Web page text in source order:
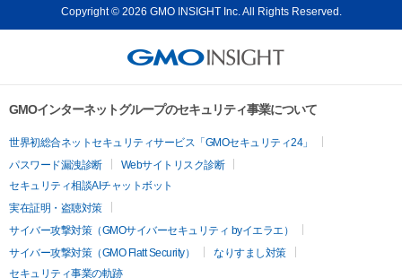
Copyright © 2026 GMO INSIGHT Inc. All Rights Reserved.
GMOインターネットグループのセキュリティ事業について
世界初総合ネットセキュリティサービス「GMOセキュリティ24」
パスワード漏洩診断
Webサイトリスク診断
セキュリティ相談AIチャットボット
実在証明・盗聴対策
サイバー攻撃対策（GMOサイバーセキュリティ byイエラエ）
サイバー攻撃対策（GMO Flatt Security）
なりすまし対策
セキュリティ事業の軌跡